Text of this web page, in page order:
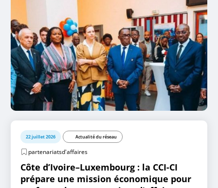
22 juillet 2026 Actualité du réseau
partenariatsd'affaires
Côte d’Ivoire–Luxembourg : la CCI-CI
prépare une mission économique pour